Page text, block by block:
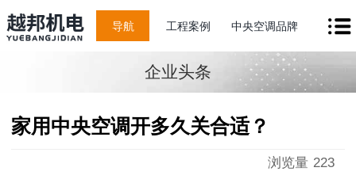
导航 工程案例 中央空调品牌
企业头条
家用中央空调开多久关合适？
浏览量 223